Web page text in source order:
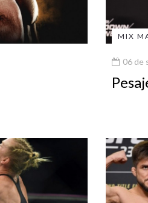
MIX
06 de